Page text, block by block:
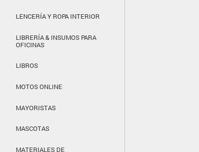
LENCERÍA Y ROPA INTERIOR
LIBRERÍA & INSUMOS PARA
OFICINAS
LIBROS
MOTOS ONLINE
MAYORISTAS
MASCOTAS
MATERIALES DE